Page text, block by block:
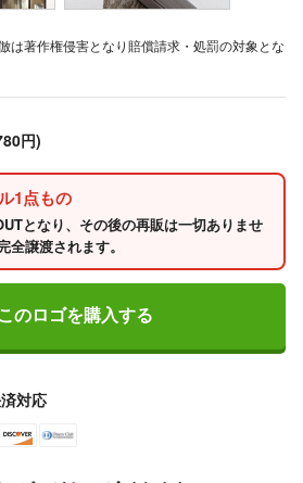
は著作権侵害となり賠償請求・処罰の対象とな
円)
1点もの
となり、その後の再販は一切ありませ
全譲渡されます。
このロゴを購入する
対応